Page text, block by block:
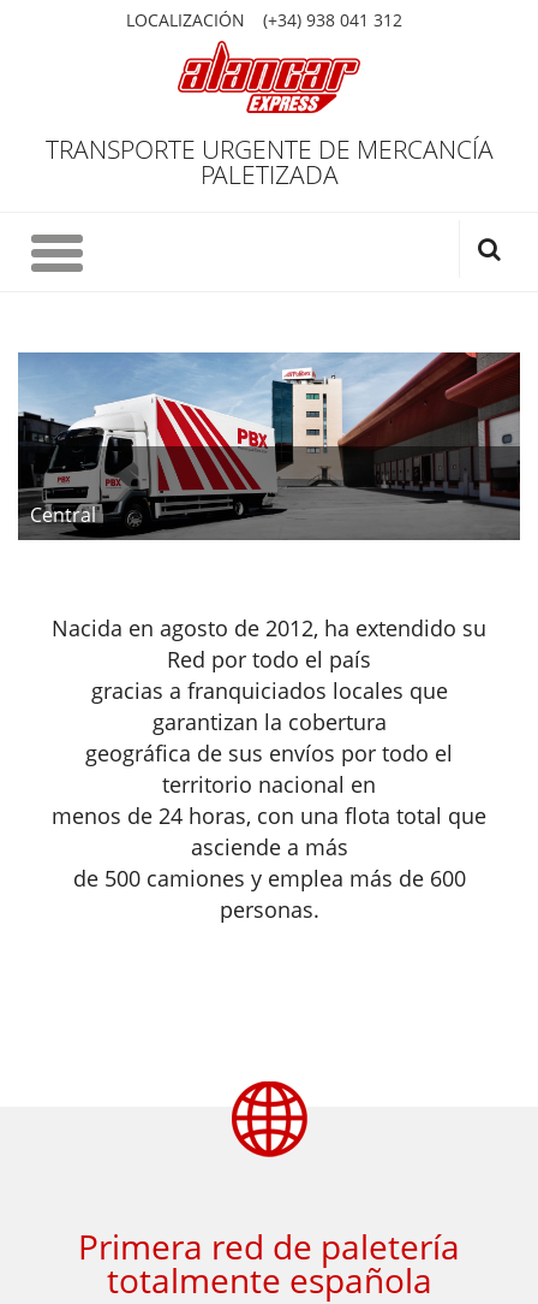
LOCALIZACIÓN (+34) 938 041 312
TRANSPORTE URGENTE DE MERCANCÍA
PALETIZADA
Central
Nacida en agosto de 2012, ha extendido su
Red por todo el país
gracias a franquiciados locales que
garantizan la cobertura
geográfica de sus envíos por todo el
territorio nacional en
menos de 24 horas, con una flota total que
asciende a más
de 500 camiones y emplea más de 600
personas.
​​​Primera red de paletería
totalmente española